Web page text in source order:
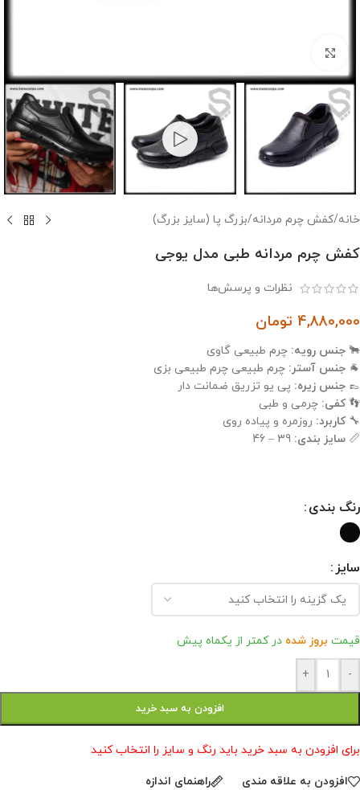
خانه/کفش چرم مردانه/بزرگ پا (سایز بزرگ)
کفش چرم مردانه طبی مدل یوجی
نظرات و پرسش‌ها
4,880,000 تومان
🐂 جنس رویه: چرم طبیعی گاوی
🐐 جنس آستر: چرم طبیعی چرم طبیعی بزی
👞 جنس زیره: پی یو تزریق ضمانت دار
👣کفی: چرمی و طبی
🔧کاربرد: روزمره و پیاده روی
📏 سایز بندی: 39 – 46
رنگ بندی
سایز
قیمت بروز شده در کمتر از یکماه پیش
-
+
افزودن به سبد خرید
برای افزودن به سبد خرید باید رنگ و سایز را انتخاب کنید
افزودن به علاقه مندی راهنمای اندازه